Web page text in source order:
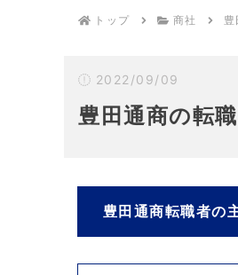
トップ 商社
2022/09/09
豊田通商の転
豊田通商転職者の